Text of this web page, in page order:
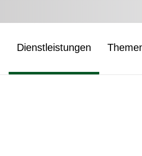
Dienstleistungen